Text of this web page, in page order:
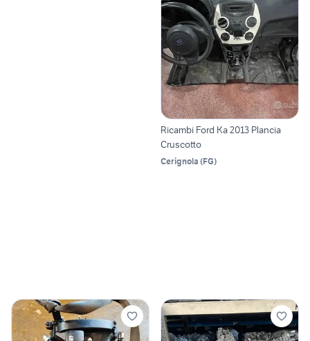
Ricambi Ford Ka 2013 Plancia
Cruscotto
Cerignola (FG)